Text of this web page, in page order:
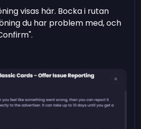
visas här. Bocka i rutan
du har problem med, och